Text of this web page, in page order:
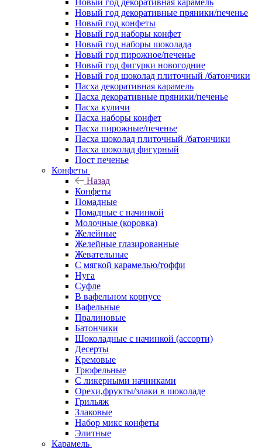
Новый год декоративная карамель
Новый год декоративные пряники/печенье
Новый год конфеты
Новый год наборы конфет
Новый год наборы шоколада
Новый год пирожное/печенье
Новый год фигурки новогодние
Новый год шоколад плиточный /батончики
Пасха декоративная карамель
Пасха декоративные пряники/печенье
Пасха куличи
Пасха наборы конфет
Пасха пирожные/печенье
Пасха шоколад плиточный /батончики
Пасха шоколад фигурный
Пост печенье
Конфеты
Назад
Конфеты
Помадные
Помадные с начинкой
Молочные (коровка)
Желейные
Желейные глазированные
Жевательные
С мягкой карамелью/тоффи
Нуга
Суфле
В вафельном корпусе
Вафельные
Пралиновые
Батончики
Шоколадные с начинкой (ассорти)
Десерты
Кремовые
Трюфельные
С ликерными начинками
Орехи,фрукты/злаки в шоколаде
Грильяж
Злаковые
Набор микс конфеты
Элитные
Карамель